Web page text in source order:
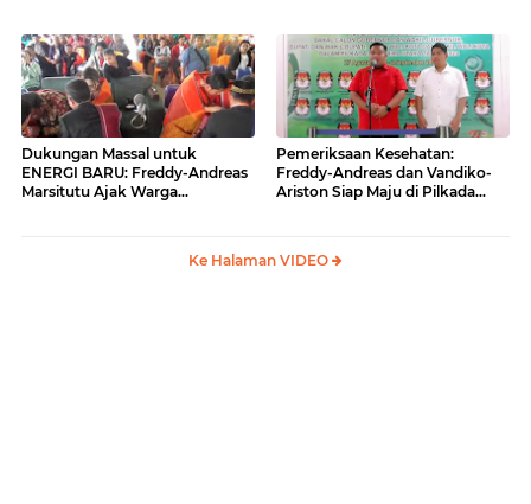
Dukungan Massal untuk
ENERGI BARU: Freddy-Andreas
Marsitutu Ajak Warga
Pemeriksaan Kesehatan:
Freddy-Andreas dan Vandiko-
Ariston Siap Maju di Pilkada
Ke Halaman VIDEO